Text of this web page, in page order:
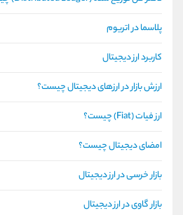
پلاسما در اتریوم
کاربرد ارز دیجیتال
ارزش بازار در ارزهای دیجیتال چیست؟
ارز فیات (Fiat) چیست؟
امضای دیجیتال چیست؟
بازار خرسی در ارز دیجیتال
بازار گاوی در ارز دیجیتال